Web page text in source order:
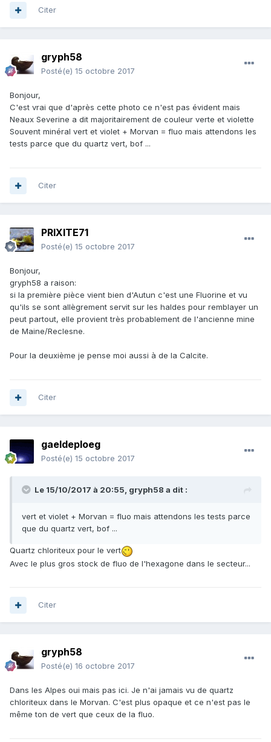
Citer
gryph58
Posté(e) 15 octobre 2017
Bonjour,
C'est vrai que d'après cette photo ce n'est pas évident mais
Neaux Severine a dit majoritairement de couleur verte et violette
Souvent minéral vert et violet + Morvan = fluo mais attendons les
tests parce que du quartz vert, bof ...
Citer
PRIXITE71
Posté(e) 15 octobre 2017
Bonjour,
gryph58 a raison:
si la première pièce vient bien d'Autun c'est une Fluorine et vu
qu'ils se sont allègrement servit sur les haldes pour remblayer un
peut partout, elle provient très probablement de l'ancienne mine
de Maine/Reclesne.
Pour la deuxième je pense moi aussi à de la Calcite.
Citer
gaeldeploeg
Posté(e) 15 octobre 2017
Le 15/10/2017 à 20:55, gryph58 a dit :
vert et violet + Morvan = fluo mais attendons les tests parce
que du quartz vert, bof ...
Quartz chloriteux pour le vert
Avec le plus gros stock de fluo de l'hexagone dans le secteur...
Citer
gryph58
Posté(e) 16 octobre 2017
Dans les Alpes oui mais pas ici. Je n'ai jamais vu de quartz
chloriteux dans le Morvan. C'est plus opaque et ce n'est pas le
même ton de vert que ceux de la fluo.